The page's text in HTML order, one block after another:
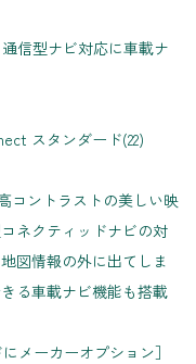
信型ナビ対応に車載ナ
スタンダード(22)
コントラストの美しい映
ネクティッドナビの対
図情報の外に出てしま
る車載ナビ機能も搭載
メーカーオプション］